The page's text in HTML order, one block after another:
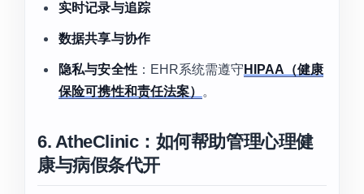
实时记录与追踪
数据共享与协作
隐私与安全性：EHR系统需遵守 HIPAA（健康
保险可携性和责任法案） 。
6. AtheClinic：如何帮助管理心理健
康与病假条代开